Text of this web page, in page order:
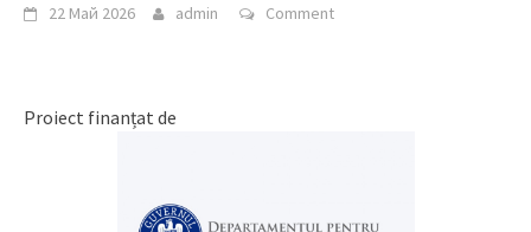
22 Май 2026 admin Comment
Proiect finanțat de